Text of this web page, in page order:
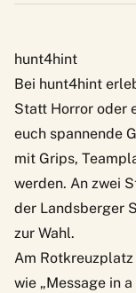
hunt4hint
Bei hunt4hint
Statt Horror oder
euch spannende
mit Grips,
werden. An zwei
der Landsberger
zur Wahl.
Am
wie „Message in